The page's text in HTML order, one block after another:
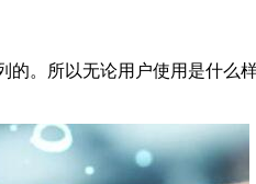
。所以无论用户使用是什么